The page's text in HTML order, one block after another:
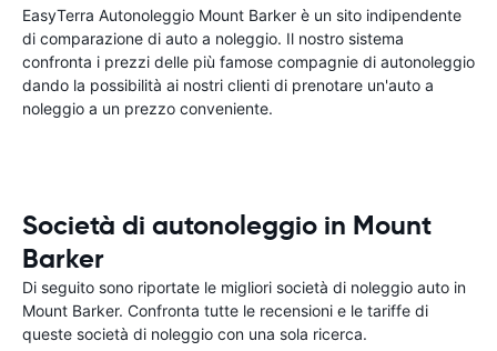
EasyTerra Autonoleggio Mount Barker è un sito indipendente
di comparazione di auto a noleggio. Il nostro sistema
confronta i prezzi delle più famose compagnie di autonoleggio
dando la possibilità ai nostri clienti di prenotare un'auto a
noleggio a un prezzo conveniente.
Società di autonoleggio in Mount
Barker
Di seguito sono riportate le migliori società di noleggio auto in
Mount Barker. Confronta tutte le recensioni e le tariffe di
queste società di noleggio con una sola ricerca.